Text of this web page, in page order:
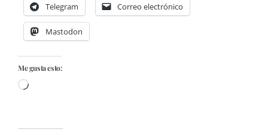
Telegram Correo electrónico
Mastodon
Me gusta esto:
Cargando...